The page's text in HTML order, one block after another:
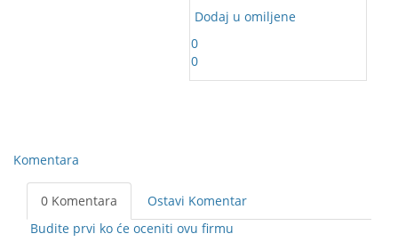
Dodaj u omiljene
0
0
Komentara
0 Komentara
Ostavi Komentar
Budite prvi ko će oceniti ovu firmu